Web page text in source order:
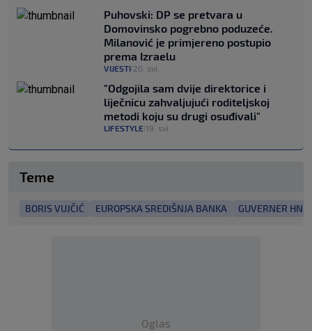
Puhovski: DP se pretvara u
Domovinsko pogrebno poduzeće.
Milanović je primjereno postupio
prema Izraelu
VIJESTI 20. svi.
"Odgojila sam dvije direktorice i
liječnicu zahvaljujući roditeljskoj
metodi koju su drugi osuđivali"
LIFESTYLE 19. svi.
Teme
BORIS VUJČIĆ EUROPSKA SREDIŠNJA BANKA GUVERNER
Oglas